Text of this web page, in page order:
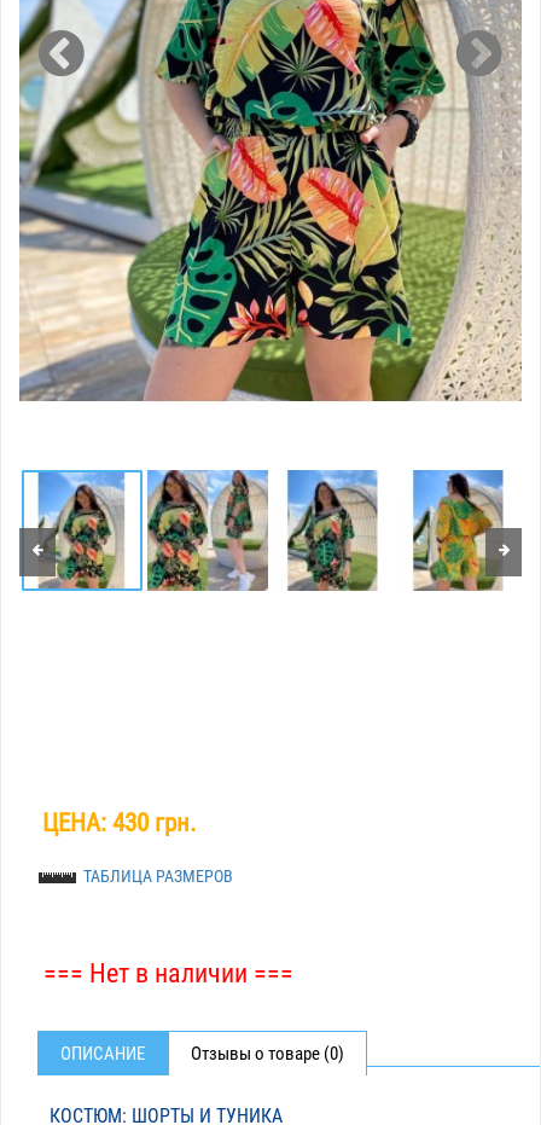
ЦЕНА: 430 грн.
ТАБЛИЦА РАЗМЕРОВ
=== Нет в наличии ===
ОПИСАНИЕ Отзывы о товаре (0)
КОСТЮМ: ШОРТЫ И ТУНИКА